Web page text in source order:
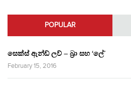
POPULAR
සෙක්ස් ඇන්ඩ් ලව් – බ්‍රා සහ ‘ලේ’
February 15, 2016